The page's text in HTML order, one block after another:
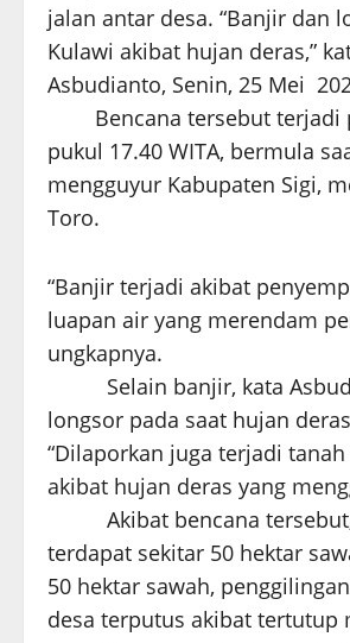
jalan antar desa. “Banjir dan
Kulawi akibat hujan deras,”
Asbudianto, Senin, 25 Mei
Bencana tersebut terjadi
pukul 17.40 WITA, bermula
mengguyur Kabupaten Sigi,
Toro.
“Banjir terjadi akibat
luapan air yang merendam
ungkapnya.
Selain banjir, kata
longsor pada saat hujan
“Dilaporkan juga terjadi
akibat hujan deras yang
Akibat bencana tersebut,
terdapat sekitar 50 hektar
50 hektar sawah,
desa terputus akibat tertutup